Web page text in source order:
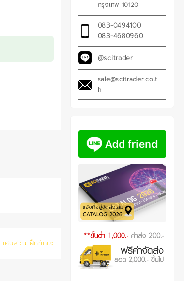
เศษส่วน-ฝึกทักษะ
กรุงเทพ 10120
083-0494100
083-4680960
@scitrader
sale@scitrader.co.t
h